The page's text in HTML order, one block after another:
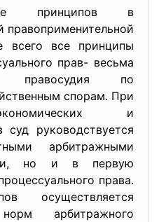
принципов в
правоприменительной
всего все принципы
прав- весьма
правосудия по
спорам. При
и
суд руководствуется
арбитражными
но и в первую
права.
осуществляется
арбитражного